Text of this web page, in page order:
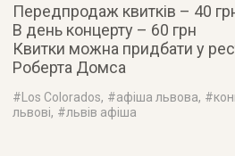
Передпродаж квитків – 40
В день концерту – 60 грн
Квитки можна придбати у
Роберта Домса
#Los Colorados, #афіша львова, #
львові, #львів афіша